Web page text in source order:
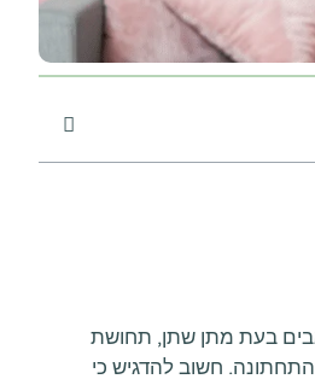
בעת מתן שתן, תחושת
חשוב להדגיש כי